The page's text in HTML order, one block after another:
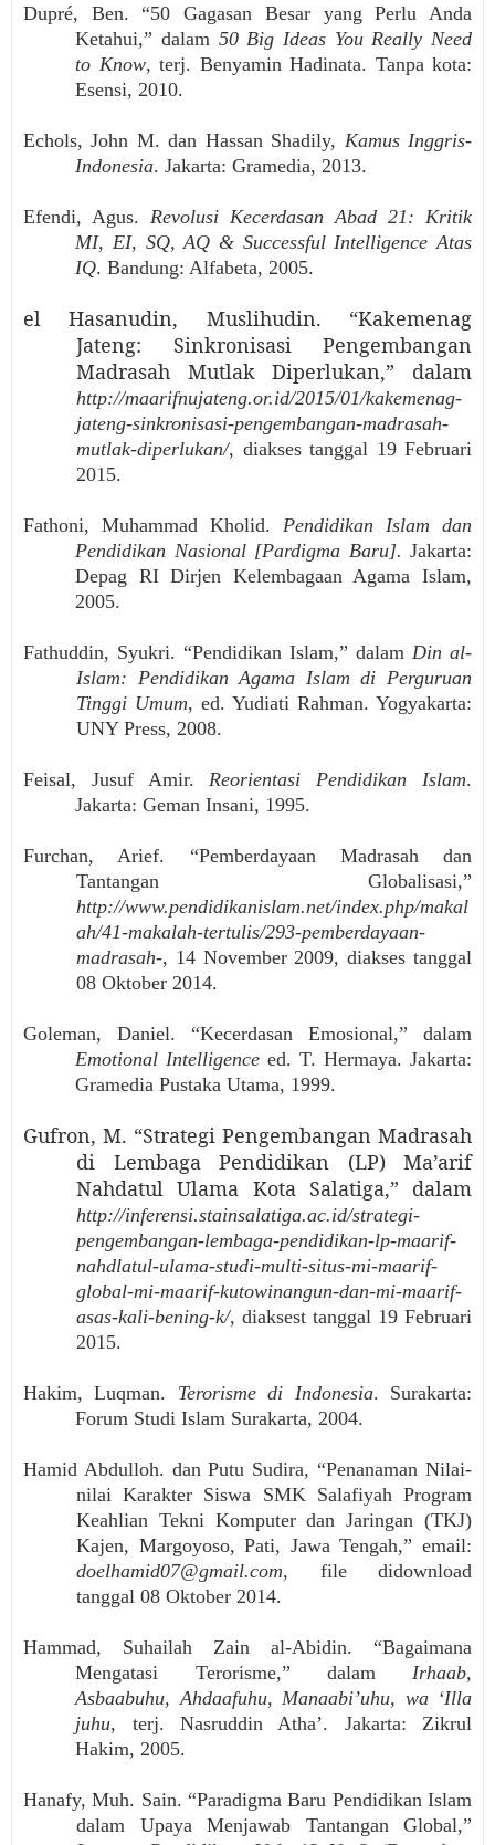
Dupré, Ben. “50 Gagasan Besar yang Perlu Anda
Ketahui,” dalam 50 Big Ideas You Really Need
to Know, terj. Benyamin Hadinata. Tanpa kota:
Esensi, 2010.
Echols, John M. dan Hassan Shadily, Kamus Inggris-
Indonesia. Jakarta: Gramedia, 2013.
Efendi, Agus. Revolusi Kecerdasan Abad 21: Kritik
MI, EI, SQ, AQ & Successful Intelligence Atas
IQ. Bandung: Alfabeta, 2005.
el Hasanudin, Muslihudin. “Kakemenag
Jateng: Sinkronisasi Pengembangan
Madrasah Mutlak Diperlukan,” dalam
http://maarifnujateng.or.id/2015/01/kakemenag-
jateng-sinkronisasi-pengembangan-madrasah-
mutlak-diperlukan/, diakses tanggal 19 Februari
2015.
Fathoni, Muhammad Kholid. Pendidikan Islam dan
Pendidikan Nasional [Pardigma Baru]. Jakarta:
Depag RI Dirjen Kelembagaan Agama Islam,
2005.
Fathuddin, Syukri. “Pendidikan Islam,” dalam Din al-
Islam: Pendidikan Agama Islam di Perguruan
Tinggi Umum, ed. Yudiati Rahman. Yogyakarta:
UNY Press, 2008.
Feisal, Jusuf Amir. Reorientasi Pendidikan Islam.
Jakarta: Geman Insani, 1995.
Furchan, Arief. “Pemberdayaan Madrasah dan
Tantangan Globalisasi,”
http://www.pendidikanislam.net/index.php/makal
ah/41-makalah-tertulis/293-pemberdayaan-
madrasah-, 14 November 2009, diakses tanggal
08 Oktober 2014.
Goleman, Daniel. “Kecerdasan Emosional,” dalam
Emotional Intelligence ed. T. Hermaya. Jakarta:
Gramedia Pustaka Utama, 1999.
Gufron, M. “Strategi Pengembangan Madrasah
di Lembaga Pendidikan (LP) Ma’arif
Nahdatul Ulama Kota Salatiga,” dalam
http://inferensi.stainsalatiga.ac.id/strategi-
pengembangan-lembaga-pendidikan-lp-maarif-
nahdlatul-ulama-studi-multi-situs-mi-maarif-
global-mi-maarif-kutowinangun-dan-mi-maarif-
asas-kali-bening-k/, diaksest tanggal 19 Februari
2015.
Hakim, Luqman. Terorisme di Indonesia. Surakarta:
Forum Studi Islam Surakarta, 2004.
Hamid Abdulloh. dan Putu Sudira, “Penanaman Nilai-
nilai Karakter Siswa SMK Salafiyah Program
Keahlian Tekni Komputer dan Jaringan (TKJ)
Kajen, Margoyoso, Pati, Jawa Tengah,” email:
doelhamid07@gmail.com, file didownload
tanggal 08 Oktober 2014.
Hammad, Suhailah Zain al-Abidin. “Bagaimana
Mengatasi Terorisme,” dalam Irhaab,
Asbaabuhu, Ahdaafuhu, Manaabi’uhu, wa ‘Illa
juhu, terj. Nasruddin Atha’. Jakarta: Zikrul
Hakim, 2005.
Hanafy, Muh. Sain. “Paradigma Baru Pendidikan Islam
dalam Upaya Menjawab Tantangan Global,”